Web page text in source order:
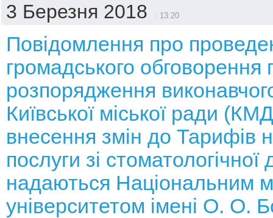
3 Березня 2018 13:20
Повідомлення про
громадського обговорення
розпорядження
Київської міської ради
внесення змін до Тарифів
послуги зі стоматологічної
надаються Національним
університетом імені О. О.